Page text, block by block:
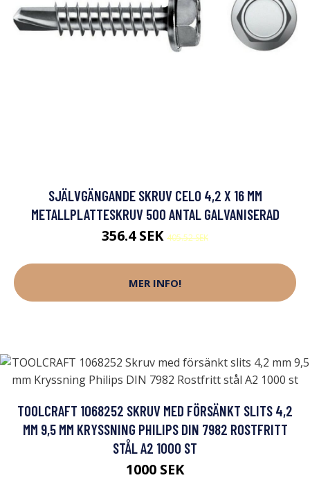
SJÄLVGÄNGANDE SKRUV CELO 4,2 X 16 MM
METALLPLATTESKRUV 500 ANTAL GALVANISERAD
356.4 SEK 405.52 SEK
MER INFO!
TOOLCRAFT 1068252 SKRUV MED FÖRSÄNKT SLITS 4,2
MM 9,5 MM KRYSSNING PHILIPS DIN 7982 ROSTFRITT
STÅL A2 1000 ST
1000 SEK